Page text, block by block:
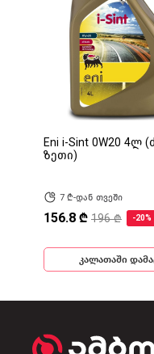
Eni i-Sint 0W20 4ლ
ზეთი)
7 ₾-დან თვეში
156.8 ₾ 196 ₾ -20%
კალათაში